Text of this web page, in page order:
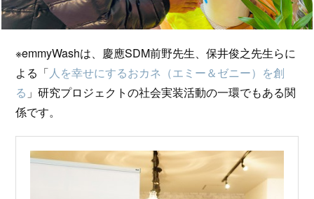
※emmyWashは、慶應SDM前野先生、保井俊之先生らに
よる「人を幸せにするおカネ（エミー＆ゼニー）を創
る 」研究プロジェクトの社会実装活動の一環でもある関
係です。